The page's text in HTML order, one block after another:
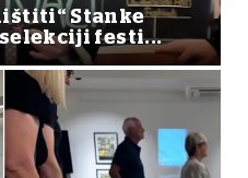
Stanke
festi...